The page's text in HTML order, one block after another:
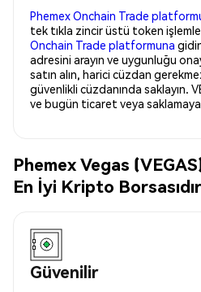
Phemex Onchain Trade
tek tıkla zincir üstü token
Onchain Trade platformuna
adresini arayın ve uygunluğu
satın alın, harici cüzdan
güvenlikli cüzdanında saklayın.
ve bugün ticaret veya saklamaya
Phemex Vegas
En İyi Kripto Borsasıdır
Güvenilir